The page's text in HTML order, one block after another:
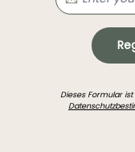
Dieses Formular